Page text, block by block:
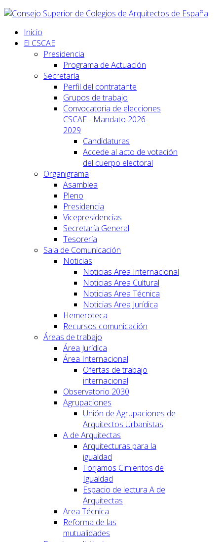
Inicio
El CSCAE
Presidencia
Programa de Actuación
Secretaría
Perfil del contratante
Grupos de trabajo
Convocatoria de elecciones
CSCAE - Mandato 2026-
2029
Candidaturas
Accede al acto de votación
del cuerpo electoral
Organigrama
Asamblea
Pleno
Presidencia
Vicepresidencias
Secretaría General
Tesorería
Sala de Comunicación
Noticias
Noticias Area Internacional
Noticias Area Cultural
Noticias Area Técnica
Noticias Area Jurídica
Hemeroteca
Recursos comunicación
Áreas de trabajo
Área Jurídica
Área Internacional
Ofertas de trabajo
internacional
Observatorio 2030
Agrupaciones
Unión de Agrupaciones de
Arquitectos Urbanistas
A de Arquitectas
Arquitecturas para la
igualdad
Forjamos Cimientos de
Igualdad
Espacio de lectura A de
Arquitectas
Area Técnica
Reforma de las
mutualidades